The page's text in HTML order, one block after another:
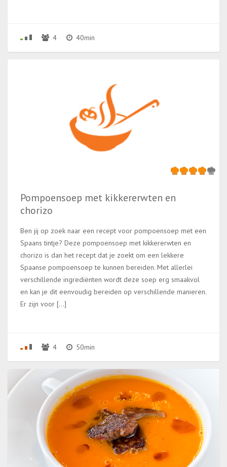
4 40min
Pompoensoep met kikkererwten en
chorizo
Ben jij op zoek naar een recept voor pompoensoep met een
Spaans tintje? Deze pompoensoep met kikkererwten en
chorizo is dan het recept dat je zoekt om een lekkere
Spaanse pompoensoep te kunnen bereiden. Met allerlei
verschillende ingrediënten wordt deze soep erg smaakvol
en kan je dit eenvoudig bereiden op verschillende manieren.
Er zijn voor […]
4 50min